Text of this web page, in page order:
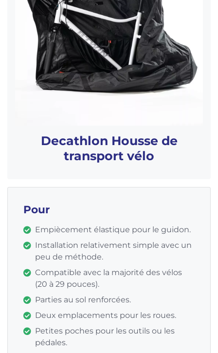
Decathlon Housse de
transport vélo
Pour
Empiècement élastique pour le guidon.
Installation relativement simple avec un
peu de méthode.
Compatible avec la majorité des vélos
(20 à 29 pouces).
Parties au sol renforcées.
Deux emplacements pour les roues.
Petites poches pour les outils ou les
pédales.